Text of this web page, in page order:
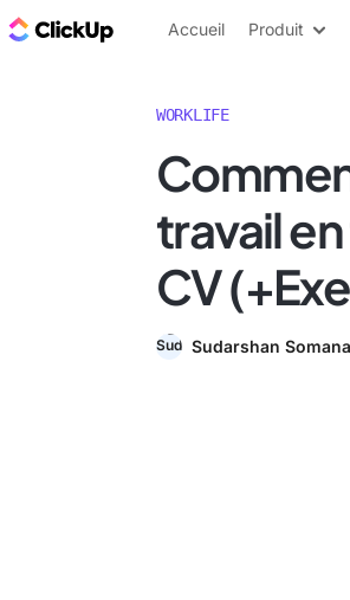
ClickUp Blog
Accueil Produit
WORKLIFE
travail
CV
Sudarshan